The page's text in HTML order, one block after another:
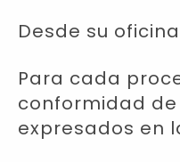
Desde su
Para cada
conformidad de
expresados en